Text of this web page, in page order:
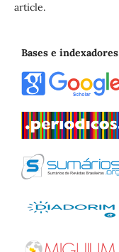
article.
Bases e indexadores